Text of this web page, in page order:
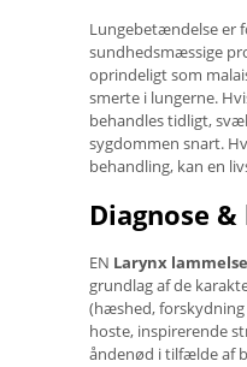
Lungebetændelse er
sundhedsmæssige
oprindeligt som
smerte i lungerne.
behandles tidligt,
sygdommen snart.
behandling, kan en
Diagnose
EN Larynx lammelse
grundlag af de
(hæshed,
hoste, inspirerende
åndenød i tilfælde af